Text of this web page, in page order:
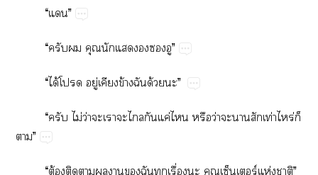
“​”
“​​​​​​​”
“​ได้​​ู่​​ข้​​ด้​”
“​​ไม่​ว่​​​​​​ค่​​​ว่​​​​ท่​ร่​
”
“​ต้​​​​​​​​ื่​​ร์​ห่​”